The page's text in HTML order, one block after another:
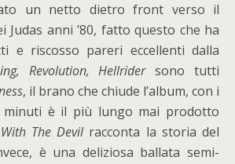
un netto dietro front verso il
Judas anni ’80, fatto questo che ha
e riscosso pareri eccellenti dalla
Revolution, Hellridersono tutti
, il brano che chiude l’album, con i
minuti è il più lungo mai prodotto
The Devil racconta la storia del
è una deliziosa ballata semi-